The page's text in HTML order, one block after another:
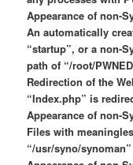
Appearance of non-
An automatically
“startup”, or a non-
path of “/root/
Redirection of the
“Index.php” is
Appearance of non-
Files with
“/usr/syno/synoman”